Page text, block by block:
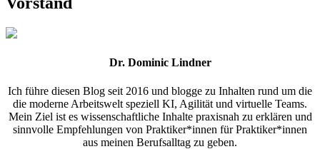
Dr. Dominic Lindner
Ich führe diesen Blog seit 2016 und blogge zu Inhalten rund um die
die moderne Arbeitswelt speziell KI, Agilität und virtuelle Teams.
Mein Ziel ist es wissenschaftliche Inhalte praxisnah zu erklären und
sinnvolle Empfehlungen von Praktiker*innen für Praktiker*innen
aus meinen Berufsalltag zu geben.